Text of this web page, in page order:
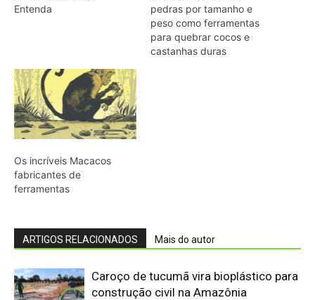
Entenda
pedras por tamanho e
peso como ferramentas
para quebrar cocos e
castanhas duras
Os incríveis Macacos
fabricantes de
ferramentas
ARTIGOS RELACIONADOS Mais do autor
Caroço de tucumã vira bioplástico para
construção civil na Amazônia